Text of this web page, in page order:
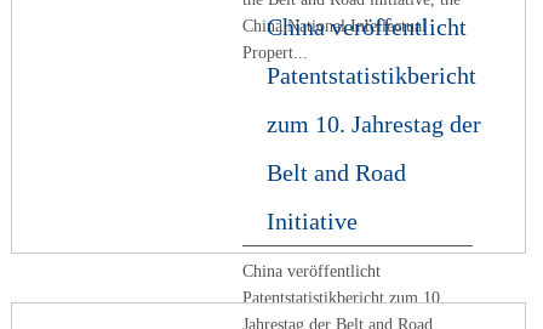
China National Intellectual
Propert...
China veröffentlicht
Patentstatistikbericht
zum 10. Jahrestag der
Belt and Road
Initiative
China veröffentlicht
Patentstatistikbericht zum 10.
Jahrestag der Belt and Road